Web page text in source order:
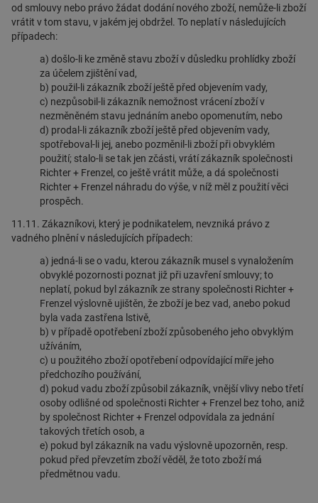
od smlouvy nebo právo žádat dodání nového zboží, nemůže-li zboží
vrátit v tom stavu, v jakém jej obdržel. To neplatí v následujících
případech:
a) došlo-li ke změně stavu zboží v důsledku prohlídky zboží
za účelem zjištění vad,
b) použil-li zákazník zboží ještě před objevením vady,
c) nezpůsobil-li zákazník nemožnost vrácení zboží v
nezměněném stavu jednáním anebo opomenutím, nebo
d) prodal-li zákazník zboží ještě před objevením vady,
spotřeboval-li jej, anebo pozměnil-li zboží při obvyklém
použití; stalo-li se tak jen zčásti, vrátí zákazník společnosti
Richter + Frenzel, co ještě vrátit může, a dá společnosti
Richter + Frenzel náhradu do výše, v níž měl z použití věci
prospěch.
11.11. Zákazníkovi, který je podnikatelem, nevzniká právo z
vadného plnění v následujících případech:
a) jedná-li se o vadu, kterou zákazník musel s vynaložením
obvyklé pozornosti poznat již při uzavření smlouvy; to
neplatí, pokud byl zákazník ze strany společnosti Richter +
Frenzel výslovně ujištěn, že zboží je bez vad, anebo pokud
byla vada zastřena lstivě,
b) v případě opotřebení zboží způsobeného jeho obvyklým
užíváním,
c) u použitého zboží opotřebení odpovídající míře jeho
předchozího používání,
d) pokud vadu zboží způsobil zákazník, vnější vlivy nebo třetí
osoby odlišné od společnosti Richter + Frenzel bez toho, aniž
by společnost Richter + Frenzel odpovídala za jednání
takových třetích osob, a
e) pokud byl zákazník na vadu výslovně upozorněn, resp.
pokud před převzetím zboží věděl, že toto zboží má
předmětnou vadu.